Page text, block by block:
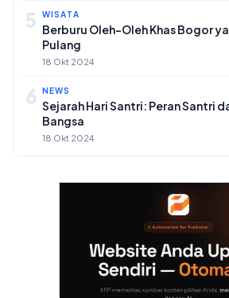
5 WISATA
Berburu Oleh-Oleh Khas Bogor
Pulang
18 Okt 2024
6 NEWS
Sejarah Hari Santri: Peran Santri
Bangsa
18 Okt 2024